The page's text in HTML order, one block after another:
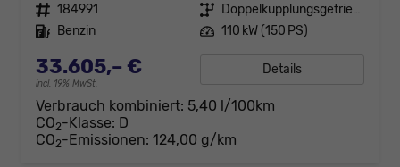
Fahrzeugnr. 184991 Getriebe
Doppelkupplungsgetriebe (DSG)
Kraftstoff Benzin Leistung 110 kW (150 PS)
33.605,– €
incl. 19% MwSt.
Details
Verbrauch kombiniert: 5,40 l/100km
CO2-Klasse: D
CO2-Emissionen: 124,00 g/km